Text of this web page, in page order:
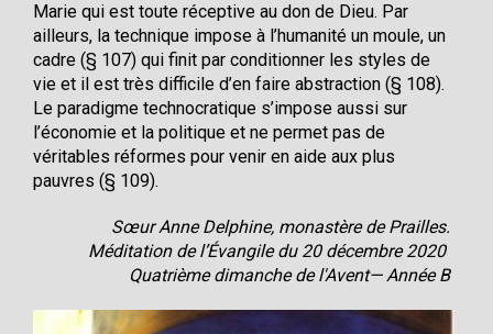
Marie qui est toute réceptive au don de Dieu. Par
ailleurs, la technique impose à l’humanité un moule, un
cadre (§ 107) qui finit par conditionner les styles de
vie et il est très difficile d’en faire abstraction (§ 108).
Le paradigme technocratique s’impose aussi sur
l’économie et la politique et ne permet pas de
véritables réformes pour venir en aide aux plus
pauvres (§ 109).
Sœur Anne Delphine, monastère de Prailles.
Méditation de l’Évangile du 20 décembre 2020
Quatrième dimanche de l'Avent— Année B